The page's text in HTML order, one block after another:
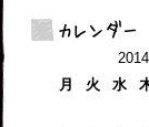
月
火 水